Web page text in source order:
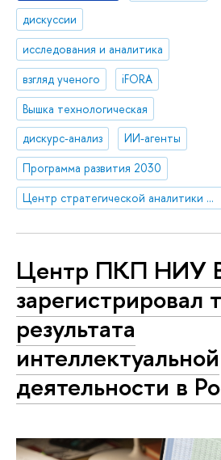
дискуссии
исследования и аналитика
взгляд ученого
iFORA
Вышка технологическая
дискурс-анализ
ИИ-агенты
Программа развития 2030
Центр стратегической аналитики и больших данных
Центр ПКП НИУ
зарегистрировал
результата
интеллектуальной
деятельности в